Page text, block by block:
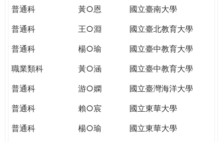
TODAY
THE
WORLD
PUTTING
YOU
ON
THE
GLOBAL
CITIZENSHIP
普通科
黃○恩
國立臺南大學
普通科
王○淵
國立臺北教育大學
普通科
楊○瑜
國立臺中教育大學
職業類科
黃○涵
國立臺中教育大學
普通科
游○嫻
國立臺灣海洋大學
普通科
賴○宸
國立東華大學
普通科
楊○瑜
國立東華大學